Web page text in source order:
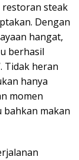
restoran steak
Dengan
hangat,
berhasil
Tidak heran
hanya
momen
makan